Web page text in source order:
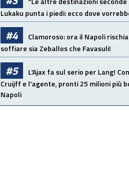
Lukaku punta i piedi: ecco dove
#4
Clamoroso: ora il Napoli
soffiare sia Zeballos che Favasuli!
#5
L'Ajax fa sul serio per Lang!
Cruijff e l'agente, pronti 25 milioni più
Napoli